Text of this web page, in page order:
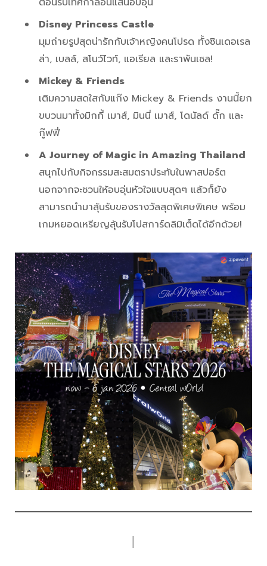
Disney Princess Castle
มุมถ่ายรูปสุดน่ารักกับเจ้าหญิงคนโปรด ทั้งซินเดอเรล
ล่า, เบลล์, สโนว์ไวท์, แอเรียล และราพันเซล!
Mickey & Friends
เติมความสดใสกับแก๊ง Mickey & Friends งานนี้ยก
ขบวนมาทั้งมิกกี้ เมาส์, มินนี่ เมาส์, โดนัลด์ ดั๊ก และ
กู๊ฟฟี่
A Journey of Magic in Amazing Thailand
สนุกไปกับกิจกรรมสะสมตราประทับในพาสปอร์ต
นอกจากจะชวนให้อบอุ่นหัวใจแบบสุดๆ แล้วก็ยัง
สามารถนำมาลุ้นรับของรางวัลสุดพิเศษพิเศษ พร้อม
เกมหยอดเหรียญลุ้นรับโปสการ์ดลิมิเต็ดได้อีกด้วย!